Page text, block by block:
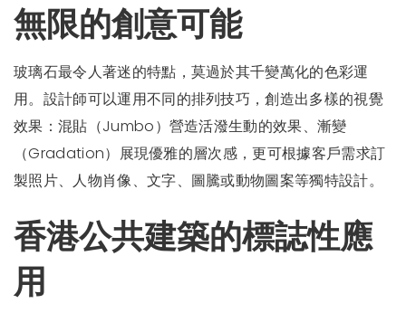
無限的創意可能
玻璃石最令人著迷的特點，莫過於其千變萬化的色彩運
用。設計師可以運用不同的排列技巧，創造出多樣的視覺
效果：混貼（Jumbo）營造活潑生動的效果、漸變
（Gradation）展現優雅的層次感，更可根據客戶需求訂
製照片、人物肖像、文字、圖騰或動物圖案等獨特設計。
香港公共建築的標誌性應
用